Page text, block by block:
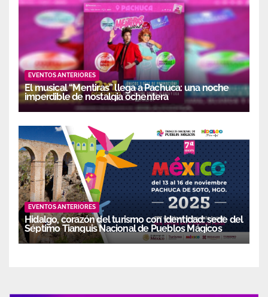
EVENTOS ANTERIORES
El musical “Mentiras” llega a Pachuca: una noche
imperdible de nostalgia ochentera
EVENTOS ANTERIORES
Hidalgo, corazón del turismo con identidad: sede del
Séptimo Tianguis Nacional de Pueblos Mágicos